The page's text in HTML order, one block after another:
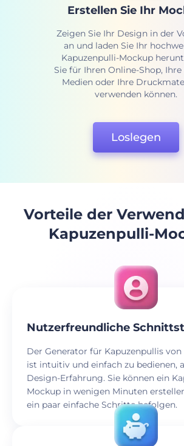
Erstellen Sie Ihr
Zeigen Sie Ihr Design in der
an und laden Sie Ihr
Kapuzenpulli-Mockup
Sie für Ihren Online-Shop, Ihre
Medien oder Ihre
verwenden können.
Loslegen
Vorteile der
Kapuzenpulli-
Nutzerfreundliche
Der Generator für Kapuzenpullis
ist intuitiv und einfach zu bedienen,
Design-Erfahrung. Sie können ein
Mockup in wenigen Minuten
ein paar einfache Schritte befolgen.